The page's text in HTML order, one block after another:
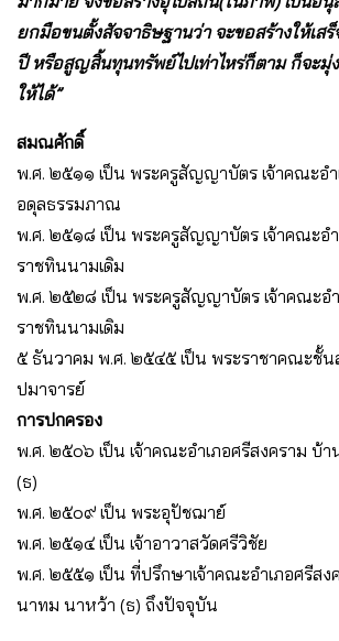
ยกมือขนตั้งสัจจาธิษฐานว่า จะขอสร้างให้เส
ปี หรือสูญสิ้นทุนทรัพย์ไปเท่าไหร่ก็ตาม ก็จะมุ่ง
ให้ได้”
สมณศักดิ์
พ.ศ. ๒๕๑๑ เป็น พระครูสัญญาบัตร เจ้าคณะอำ
อดุลธรรมภาณ
พ.ศ. ๒๕๑๘ เป็น พระครูสัญญาบัตร เจ้าคณะอำ
ราชทินนามเดิม
พ.ศ. ๒๕๒๘ เป็น พระครูสัญญาบัตร เจ้าคณะอ
ราชทินนามเดิม
๕ ธันวาคม พ.ศ. ๒๕๔๕ เป็น พระราชาคณะชั้
ปมาจารย์
การปกครอง
พ.ศ. ๒๕๐๖ เป็น เจ้าคณะอำเภอศรีสงคราม บ้
(ธ)
พ.ศ. ๒๕๐๙ เป็น พระอุปัชฌาย์
พ.ศ. ๒๕๑๔ เป็น เจ้าอาวาสวัดศรีวิชัย
พ.ศ. ๒๕๕๑ เป็น ที่ปรึกษาเจ้าคณะอำเภอศรีสง
นาทม นาหว้า (ธ) ถึงปัจจุบัน